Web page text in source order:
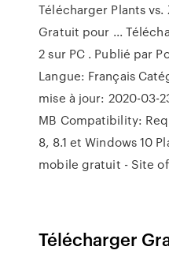
Télécharger Plants vs.
Gratuit pour ...
2 sur PC . Publié par
Langue: Français
mise à jour: 2020-03-
MB Compatibility:
8, 8.1 et Windows 10
mobile gratuit - Site
Télécharger